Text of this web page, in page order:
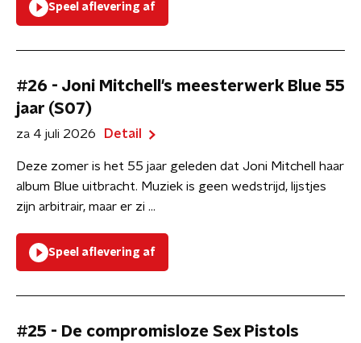
Speel aflevering af
#26 - Joni Mitchell's meesterwerk Blue 55
jaar (S07)
za 4 juli 2026 Detail
Deze zomer is het 55 jaar geleden dat Joni Mitchell haar
album Blue uitbracht. Muziek is geen wedstrijd, lijstjes
zijn arbitrair, maar er zi ...
Speel aflevering af
#25 - De compromisloze Sex Pistols